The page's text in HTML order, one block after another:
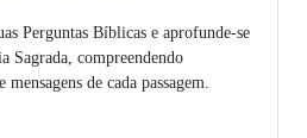
Perguntas Bíblicas e aprofunde-se
Sagrada, compreendendo
de cada passagem.